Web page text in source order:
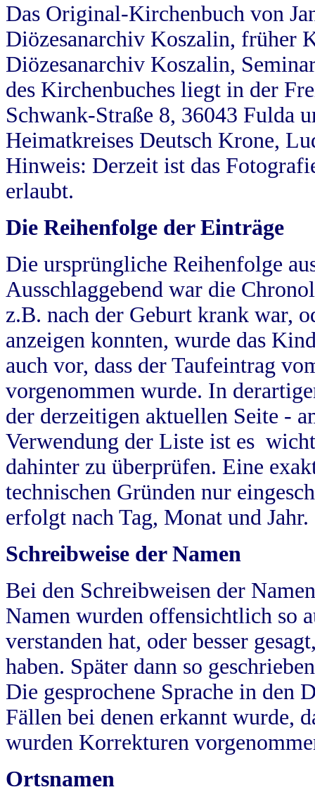
Das Original-Kirchenbuch von
Diözesanarchiv Koszalin, früher
Diözesanarchiv Koszalin,
des Kirchenbuches liegt in der
Schwank-Straße 8, 36043 Fulda
Heimatkreises Deutsch Krone,
Hinweis: Derzeit ist das
erlaubt.
Die Reihenfolge der Einträge
Die ursprüngliche Reihenfolge
Ausschlaggebend war die
z.B. nach der Geburt krank war,
anzeigen konnten, wurde das
auch vor, dass der Taufeintrag
vorgenommen wurde. In
der derzeitigen aktuellen Seite -
Verwendung der Liste ist es
dahinter zu überprüfen. Eine
technischen Gründen nur
erfolgt nach Tag, Monat und Jahr.
Schreibweise der Namen
Bei den Schreibweisen der
Namen wurden offensichtlich so
verstanden hat, oder besser
haben. Später dann so
Die gesprochene Sprache in
Fällen bei denen erkannt wurde,
wurden Korrekturen
Ortsnamen